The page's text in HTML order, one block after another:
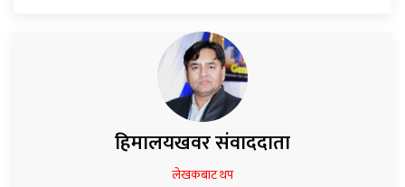
हिमालयखवर संवाददाता
लेखकबाट थप